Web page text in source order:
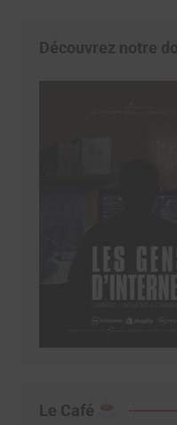
Découvrez notre
Le Café